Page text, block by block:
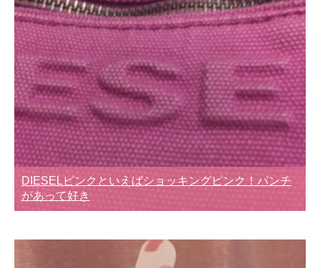
DIESELピンクといえばショッキングピンク！パンチ
があって好き